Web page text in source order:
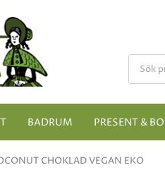
BADRUM PRESENT &
CHOKLAD VEGAN EKO